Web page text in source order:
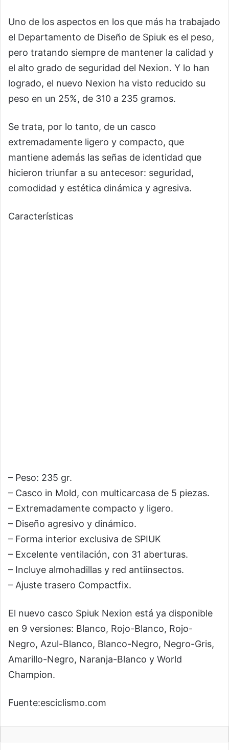
Uno de los aspectos en los que más ha trabajado
el Departamento de Diseño de Spiuk es el peso,
pero tratando siempre de mantener la calidad y
el alto grado de seguridad del Nexion. Y lo han
logrado, el nuevo Nexion ha visto reducido su
peso en un 25%, de 310 a 235 gramos.
Se trata, por lo tanto, de un casco
extremadamente ligero y compacto, que
mantiene además las señas de identidad que
hicieron triunfar a su antecesor: seguridad,
comodidad y estética dinámica y agresiva.
Características
– Peso: 235 gr.
– Casco in Mold, con multicarcasa de 5 piezas.
– Extremadamente compacto y ligero.
– Diseño agresivo y dinámico.
– Forma interior exclusiva de SPIUK
– Excelente ventilación, con 31 aberturas.
– Incluye almohadillas y red antiinsectos.
– Ajuste trasero Compactfix.
El nuevo casco Spiuk Nexion está ya disponible
en 9 versiones: Blanco, Rojo-Blanco, Rojo-
Negro, Azul-Blanco, Blanco-Negro, Negro-Gris,
Amarillo-Negro, Naranja-Blanco y World
Champion.
Fuente:esciclismo.com